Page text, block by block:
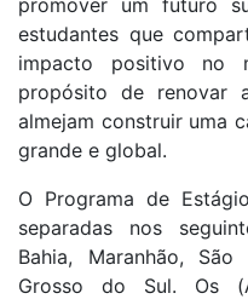
estudantes que
impacto positivo no
propósito de
almejam construir uma
grande e global.
O Programa de
separadas nos
Bahia, Maranhão,
Grosso do Sul. Os